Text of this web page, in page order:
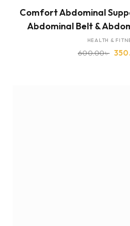
Comfort Abdominal
Abdominal Belt &
HEALTH &
600.00৳